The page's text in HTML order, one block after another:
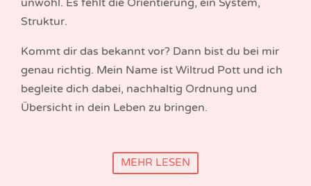
Struktur.
Kommt dir das bekannt vor? Dann bist du bei mir
genau richtig. Mein Name ist Wiltrud Pott und ich
begleite dich dabei, nachhaltig Ordnung und
Übersicht in dein Leben zu bringen.
MEHR LESEN